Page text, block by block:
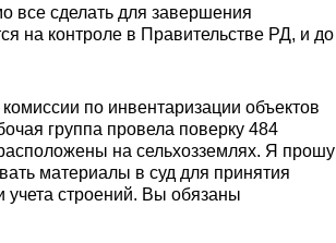
все сделать для завершения
на контроле в Правительстве РД, и до
по инвентаризации объектов
группа провела поверку 484
на сельхозземлях. Я прошу
материалы в суд для принятия
учета строений. Вы обязаны